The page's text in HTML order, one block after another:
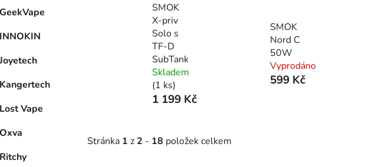
Vape
SMOK
X-priv
Solo s
TF-D
SubTank
Skladem
(1 ks)
1 199 Kč
SMOK
Nord C
50W
Vyprodáno
599 Kč
Stránka 1 z 2 - 18 položek celkem